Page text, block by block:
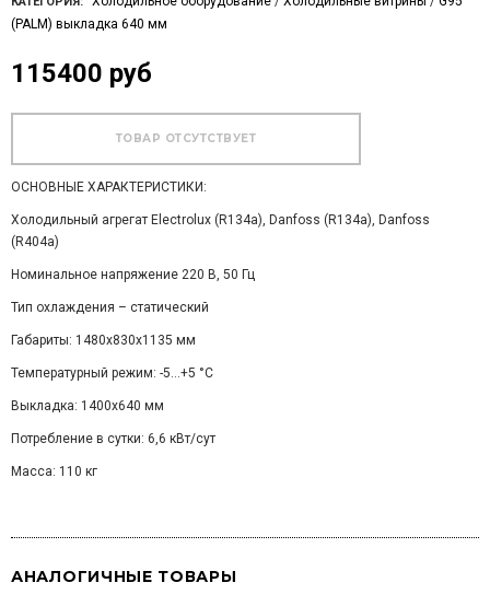
(PALM) выкладка 640 мм
115400 руб
ОСНОВНЫЕ ХАРАКТЕРИСТИКИ:
Холодильный агрегат Electrolux (R134a), Danfoss (R134a), Danfoss
(R404a)
Номинальное напряжение 220 В, 50 Гц
Тип охлаждения – статический
Габариты: 1480х830х1135 мм
Температурный режим: -5…+5 °C
Выкладка: 1400х640 мм
Потребление в сутки: 6,6 кВт/сут
Масса: 110 кг
АНАЛОГИЧНЫЕ ТОВАРЫ